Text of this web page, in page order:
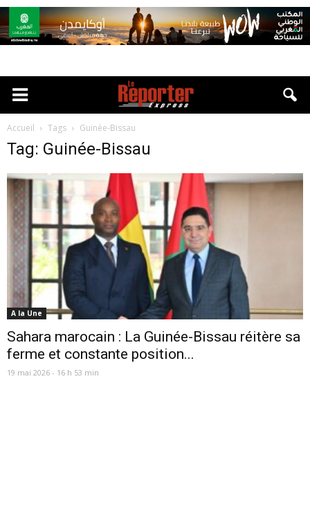
Accueil Tags Guinée-Bissau
Tag: Guinée-Bissau
A la Une
Sahara marocain : La Guinée-Bissau réitère sa
ferme et constante position...
19 mai 2026 - 16 h 53 min